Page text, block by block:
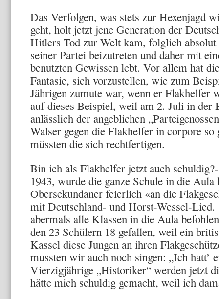
Das Verfolgen, was stets zur Hexenjagd
geht, holt jetzt jene Generation der
Hitlers Tod zur Welt kam, folglich absolut
seiner Partei beizutreten und daher mit
benutzten Gewissen lebt. Vor allem hat
Fantasie, sich vorzustellen, wie zum
Jährigen zumute war, wenn er Flakhelfer
auf dieses Beispiel, weil am 2. Juli in der
anlässlich der angeblichen
Walser gegen die Flak­helfer in corpore so
müssten die sich rechtfertigen.
Bin ich als Flakhelfer jetzt auch
1943, wurde die ganze Schule in die
Obersekundaner feierlich «an die
mit Deutschland- und Horst-Wessel-Lied.
abermals alle Klassen in die Aula
den 23 Schülern 18 gefallen, weil ein
Kassel diese Jungen an ihren
mussten wir auch noch singen: „Ich hatt’
Vierzigjährige „Historiker“ werden jetzt
hätte mich schuldig gemacht, weil ich